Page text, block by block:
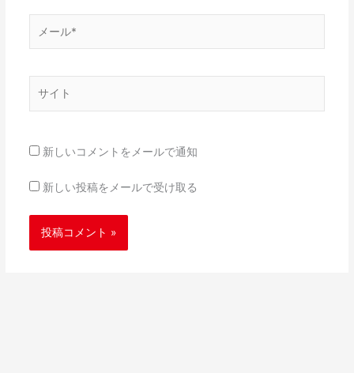
ー
*
新しいコメントをメールで通知
新しい投稿をメールで受け取る